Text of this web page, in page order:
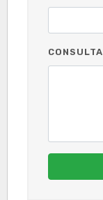
CONSULTA